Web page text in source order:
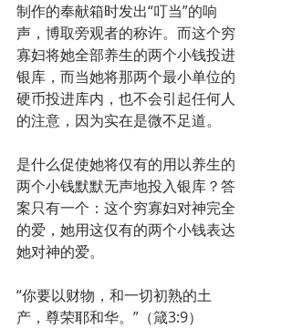
制作的奉献箱时发出“叮当”的响
声，博取旁观者的称许。而这个穷
寡妇将她全部养生的两个小钱投进
银库，而当她将那两个最小单位的
硬币投进库内，也不会引起任何人
的注意，因为实在是微不足道。
是什么促使她将仅有的用以养生的
两个小钱默默无声地投入银库？答
案只有一个：这个穷寡妇对神完全
的爱，她用这仅有的两个小钱表达
她对神的爱。
“你要以财物，和一切初熟的土
产，尊荣耶和华。”（箴3:9）